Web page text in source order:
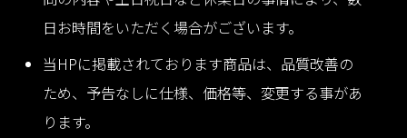
日お時間をいただく場合がございます。
当HPに掲載されております商品は、品質改善の
ため、予告なしに仕様、価格等、変更する事があ
ります。